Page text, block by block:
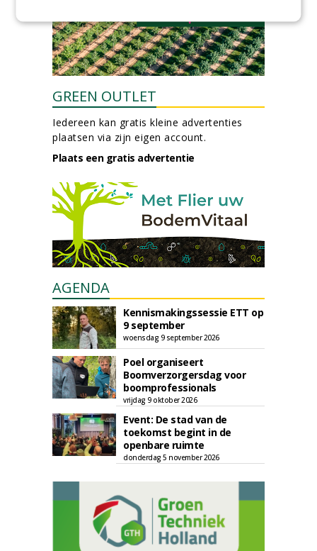
GREEN OUTLET
Iedereen kan gratis kleine advertenties
plaatsen via zijn eigen account.
Plaats een gratis advertentie
AGENDA
Kennismakingssessie ETT op
9 september
woensdag 9 september 2026
Poel organiseert
Boomverzorgersdag voor
boomprofessionals
vrijdag 9 oktober 2026
Event: De stad van de
toekomst begint in de
openbare ruimte
donderdag 5 november 2026